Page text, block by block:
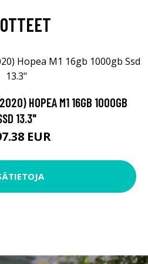
HOPEA M1 16GB 1000GB
13.3"
EUR